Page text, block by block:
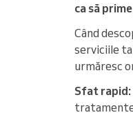
ca să
Când
serviciile
urmăresc
Sfat rapid:
tratamente